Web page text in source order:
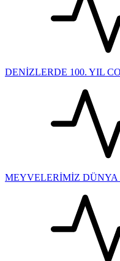
DENİZLERDE 100. YIL
MEYVELERİMİZ DÜNYA